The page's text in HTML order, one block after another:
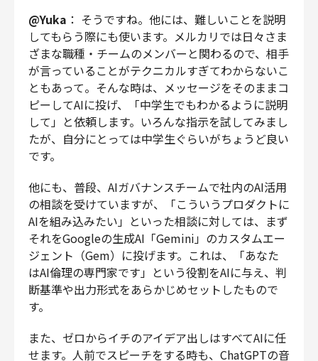
@Yuka ： そうですね。他には、難しいことを説明
してもらう際にも使います。メルカリでは日々さま
ざまな職種・チームのメンバーと関わるので、相手
が言っていることがテクニカルすぎてわからないこ
ともあって。そんな時は、メッセージをそのままコ
ピーしてAIに投げ、「中学生でもわかるように説明
して」と依頼します。いろんな指示を試してみまし
たが、自分にとっては中学生ぐらいがちょうど良い
です。
他にも、普段、AIガバナンスチームで社内のAI活用
の相談を受けていますが、「こういうプロダクトに
AIを組み込みたい」といった相談に対しては、まず
それをGoogleの生成AI「Gemini」のカスタムエー
ジェント（Gem）に投げます。これは、「あなた
はAI倫理の専門家です」という役割をAIに与え、判
断基準や出力形式をあらかじめセットしたもので
す。
また、ゼロからイチのアイデア出しはすべてAIに任
せます。人前でスピーチをする時も、ChatGPTの音